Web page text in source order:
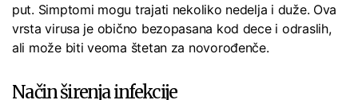
put. Simptomi mogu trajati nekoliko nedelja i duže. Ova
vrsta virusa je obično bezopasana kod dece i odraslih,
ali može biti veoma štetan za novorođenče.
Način širenja infekcije